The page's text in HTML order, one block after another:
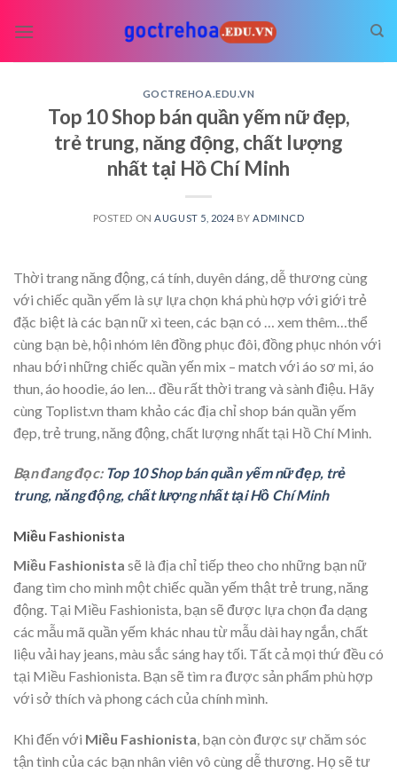
GOCTREHOA.EDU.VN
Top 10 Shop bán quần yếm nữ đẹp,
trẻ trung, năng động, chất lượng
nhất tại Hồ Chí Minh
POSTED ON AUGUST 5, 2024 BY ADMINCD
Thời trang năng động, cá tính, duyên dáng, dễ thương cùng
với chiếc quần yếm là sự lựa chọn khá phù hợp với giới trẻ
đặc biệt là các bạn nữ xì teen, các bạn có
… xem thêm… thể
cùng bạn bè, hội nhóm lên đồng phục đôi, đồng phục nhón với
nhau bới những chiếc quần yến mix – match với áo sơ mi, áo
thun, áo hoodie, áo len… đều rất thời trang và sành điệu. Hãy
cùng Toplist.vn tham khảo các địa chỉ shop bán quần yếm
đẹp, trẻ trung, năng động, chất lượng nhất tại Hồ Chí Minh.
Bạn đang đọc: Top 10 Shop bán quần yếm nữ đẹp, trẻ
trung, năng động, chất lượng nhất tại Hồ Chí Minh
Miều Fashionista
Miều Fashionista sẽ là địa chỉ tiếp theo cho những bạn nữ
đang tìm cho mình một chiếc quần yếm thật trẻ trung, năng
động. Tại Miều Fashionista, bạn sẽ được lựa chọn đa dạng
các mẫu mã quần yếm khác nhau từ mẫu dài hay ngắn, chất
liệu vải hay jeans, màu sắc sáng hay tối. Tất cả mọi thứ đều có
tại Miều Fashionista. Bạn sẽ tìm ra được sản phẩm phù hợp
với sở thích và phong cách của chính mình.
Khi đến với Miều Fashionista, bạn còn được sự chăm sóc
tận tình của các bạn nhân viên vô cùng dễ thương. Họ sẽ tư